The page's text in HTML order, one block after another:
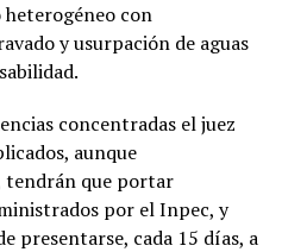
con
y usurpación de aguas
concentradas el juez
aunque
tendrán que portar
por el Inpec, y
presentarse, cada 15 días, a